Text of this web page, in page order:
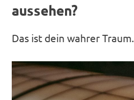
aussehen?
Das ist dein wahrer Traum.